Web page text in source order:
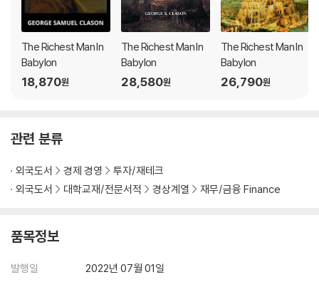
lists pertaining to business advice for offering time-tested ti
ps on gaining and retaining prosperity.
The Richest Man In
Babylon
18,870원
The Richest Man In
Babylon
28,580원
The Richest Man In
Babylon
26,790원
관련 분류
외국도서 경제 경영
투자/재테크
외국도서
대학교재/전문서적 경상계열 재무/금융 Finance
품목정보
발행일
2022년 07월 01일